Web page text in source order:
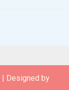
| Designed by